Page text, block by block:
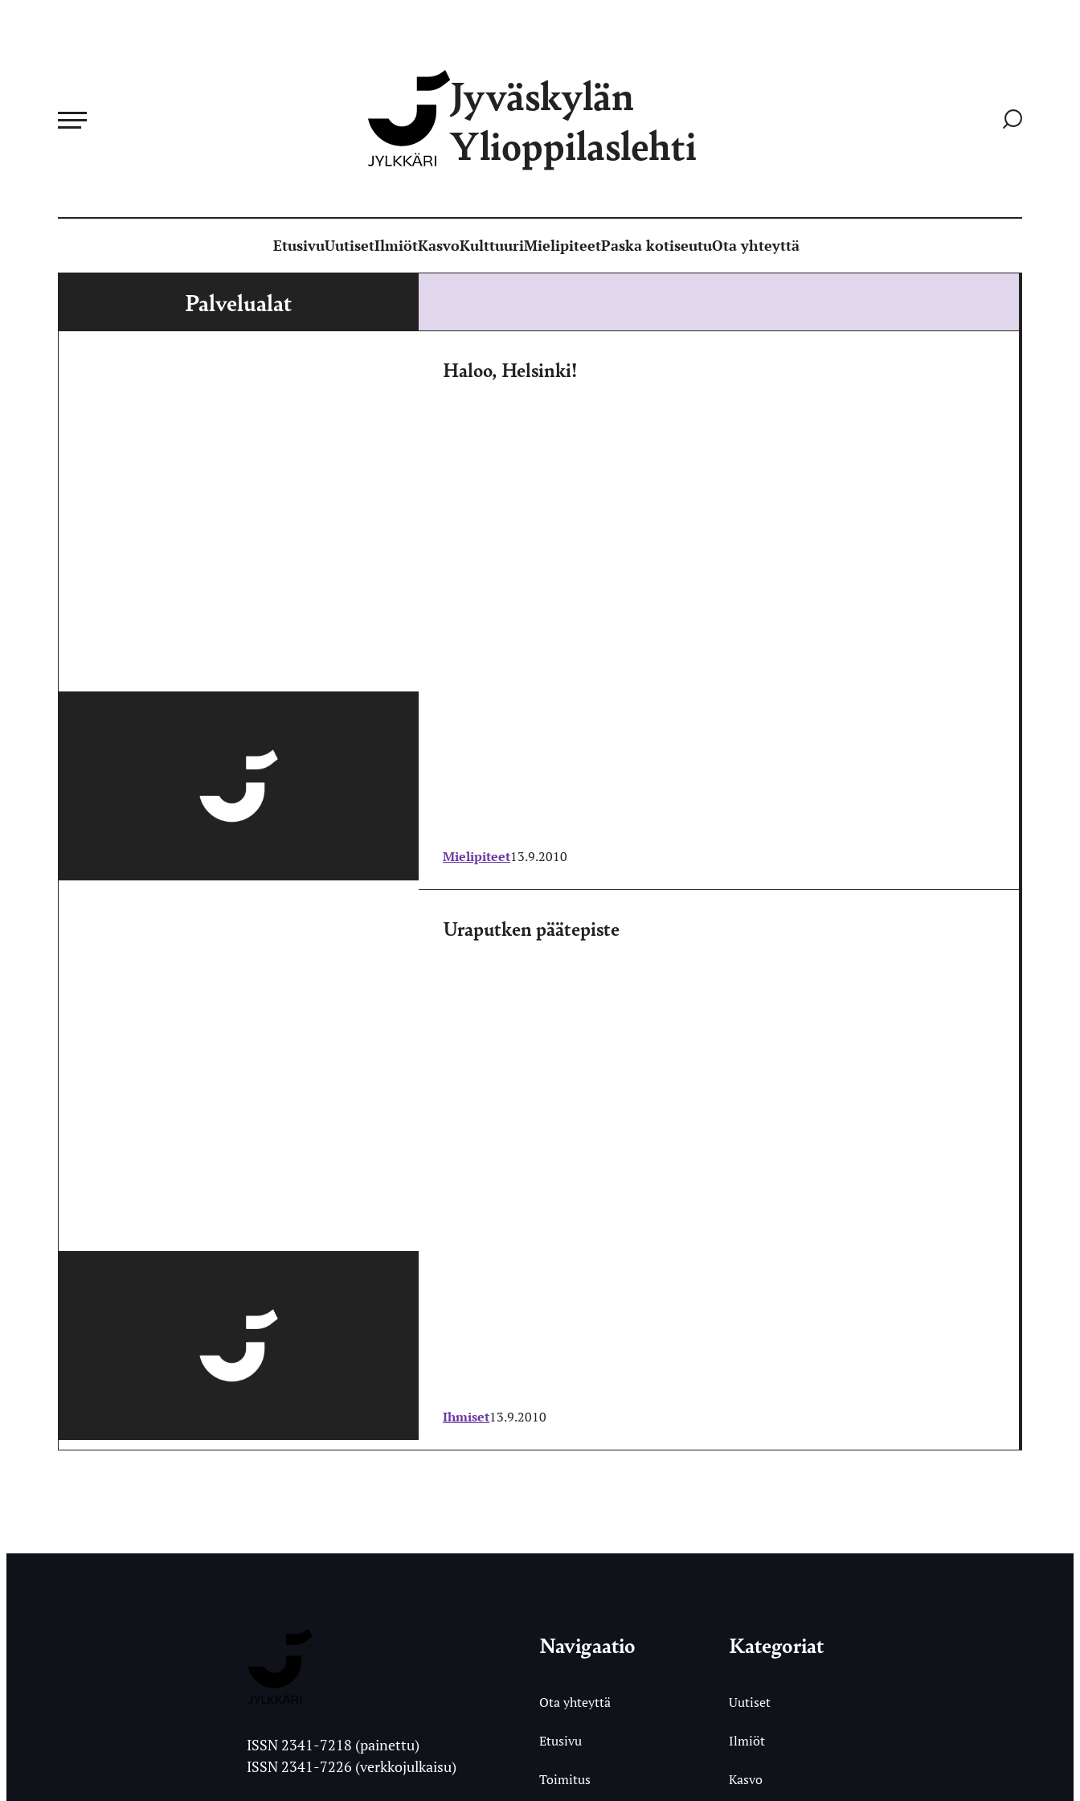
Jyväskylän
Ylioppilaslehti
Siirry
EtusivuUutisetIlmiötKasvoKulttuuriMielipiteetPaska kotiseutuOta yhteyttä
Palvelualat
Haloo, Helsinki!
Mielipiteet13.9.2010
Uraputken päätepiste
Ihmiset13.9.2010
Ylioppilaslehti
ISSN 2341-7218 (painettu)
ISSN 2341-7226 (verkkojulkaisu)
Navigaatio
Ota yhteyttä
Etusivu
Toimitus
Kategoriat
Uutiset
Ilmiöt
Kasvo